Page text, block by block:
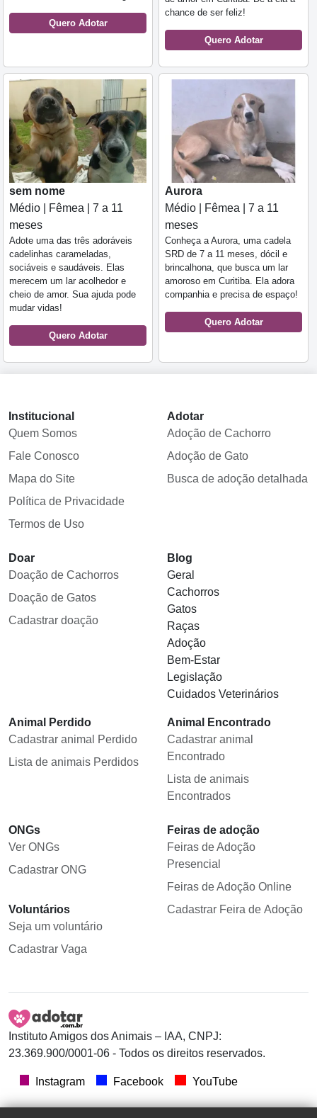
Quero Adotar
chance de ser feliz!
Quero Adotar
sem nome
Médio | Fêmea | 7 a 11
meses
Adote uma das três adoráveis
cadelinhas carameladas,
sociáveis e saudáveis. Elas
merecem um lar acolhedor e
cheio de amor. Sua ajuda pode
mudar vidas!
Quero Adotar
Aurora
Médio | Fêmea | 7 a 11
meses
Conheça a Aurora, uma cadela
SRD de 7 a 11 meses, dócil e
brincalhona, que busca um lar
amoroso em Curitiba. Ela adora
companhia e precisa de espaço!
Quero Adotar
Institucional
Quem Somos
Fale Conosco
Mapa do Site
Política de Privacidade
Termos de Uso
Adotar
Adoção de Cachorro
Adoção de Gato
Busca de adoção detalhada
Doar
Doação de Cachorros
Doação de Gatos
Cadastrar doação
Blog
Geral
Cachorros
Gatos
Raças
Adoção
Bem-Estar
Legislação
Cuidados Veterinários
Animal Perdido
Cadastrar animal Perdido
Lista de animais Perdidos
Animal Encontrado
Cadastrar animal
Encontrado
Lista de animais
Encontrados
ONGs
Ver ONGs
Cadastrar ONG
Voluntários
Seja um voluntário
Cadastrar Vaga
Feiras de adoção
Feiras de Adoção
Presencial
Feiras de Adoção Online
Cadastrar Feira de Adoção
Instituto Amigos dos Animais – IAA, CNPJ:
23.369.900/0001-06 - Todos os direitos reservados.
Instagram Facebook YouTube